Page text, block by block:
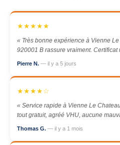
★★★★★
« Très bonne expérience à Vienne
920001 B rassure vraiment. Certificat
Pierre N. — il y a 5 jours
★★★★☆
« Service rapide à Vienne Le
tout gratuit, agréé VHU, aucune
Thomas G. — il y a 1 mois